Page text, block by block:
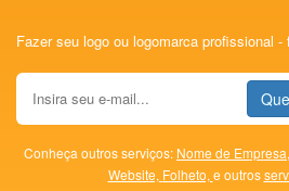
Fazer seu logo ou logomarca profissional -
Conheça outros serviços: Nome de Empresa,
Website, Folheto, e outros